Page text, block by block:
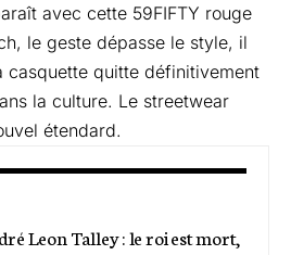
avec cette 59FIFTY rouge
le geste dépasse le style, il
casquette quitte définitivement
la culture. Le streetwear
étendard.
Leon Talley : le roi est mort,